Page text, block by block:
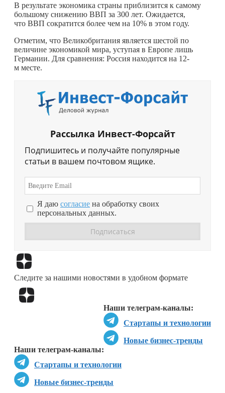
В результате экономика страны приблизится к самому
большому снижению ВВП за 300 лет. Ожидается,
что ВВП сократится более чем на 10% в этом году.
Отметим, что Великобритания является шестой по
величине экономикой мира, уступая в Европе лишь
Германии. Для сравнения: Россия находится на 12-
м месте.
Рассылка Инвест-Форсайт
Подпишитесь и получайте популярные
статьи в вашем почтовом ящике.
Я даю согласие на обработку своих
персональных данных.
Следите за нашими новостями в удобном формате
Наши телеграм-каналы:
Стартапы и технологии
Новые бизнес-тренды
Наши телеграм-каналы:
Стартапы и технологии
Новые бизнес-тренды